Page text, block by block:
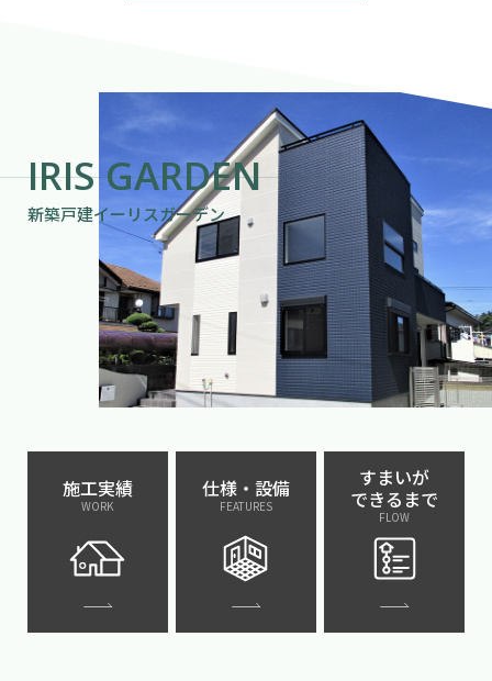
IRIS GARDEN
新築戸建イーリスガーデン
施工実績
WORK
仕様・設備
FEATURES
すまいが
できるまで
FLOW